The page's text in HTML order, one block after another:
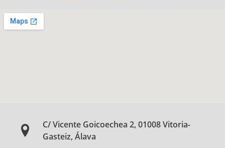
C/ Vicente Goicoechea 2, 01008 Vitoria-
Gasteiz, Álava